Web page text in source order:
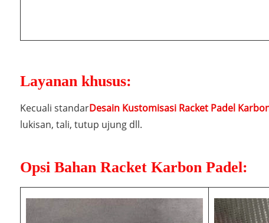
Layanan khusus:
Kecuali standarDesain Kustomisasi Racket Padel
lukisan, tali, tutup ujung dll.
Opsi Bahan Racket Karbon Padel: